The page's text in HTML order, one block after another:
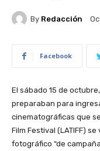
By Redacción
Facebook
El sábado 15 de
preparaban para
cinematográficas que
Film Festival (LATIFF)
fotográfico “de